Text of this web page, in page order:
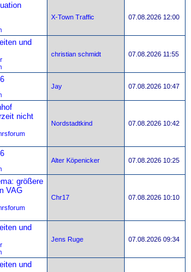
X-Town Traffic 07.08.2026 12:00
und
christian schmidt 07.08.2026 11:55
Jay 07.08.2026 10:47
nicht
Nordstadtkind 07.08.2026 10:42
Alter Köpenicker 07.08.2026 10:25
größere
VAG
Chr17 07.08.2026 10:10
und
Jens Ruge 07.08.2026 09:34
und